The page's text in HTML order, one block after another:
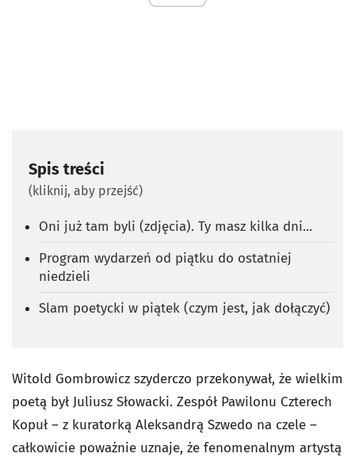
Spis treści
(kliknij, aby przejść)
Oni już tam byli (zdjęcia). Ty masz kilka dni...
Program wydarzeń od piątku do ostatniej
niedzieli
Slam poetycki w piątek (czym jest, jak dołączyć)
Witold Gombrowicz szyderczo przekonywał, że wielkim
poetą był Juliusz Słowacki. Zespół Pawilonu Czterech
Kopuł – z kuratorką Aleksandrą Szwedo na czele –
całkowicie poważnie uznaje, że fenomenalnym artystą